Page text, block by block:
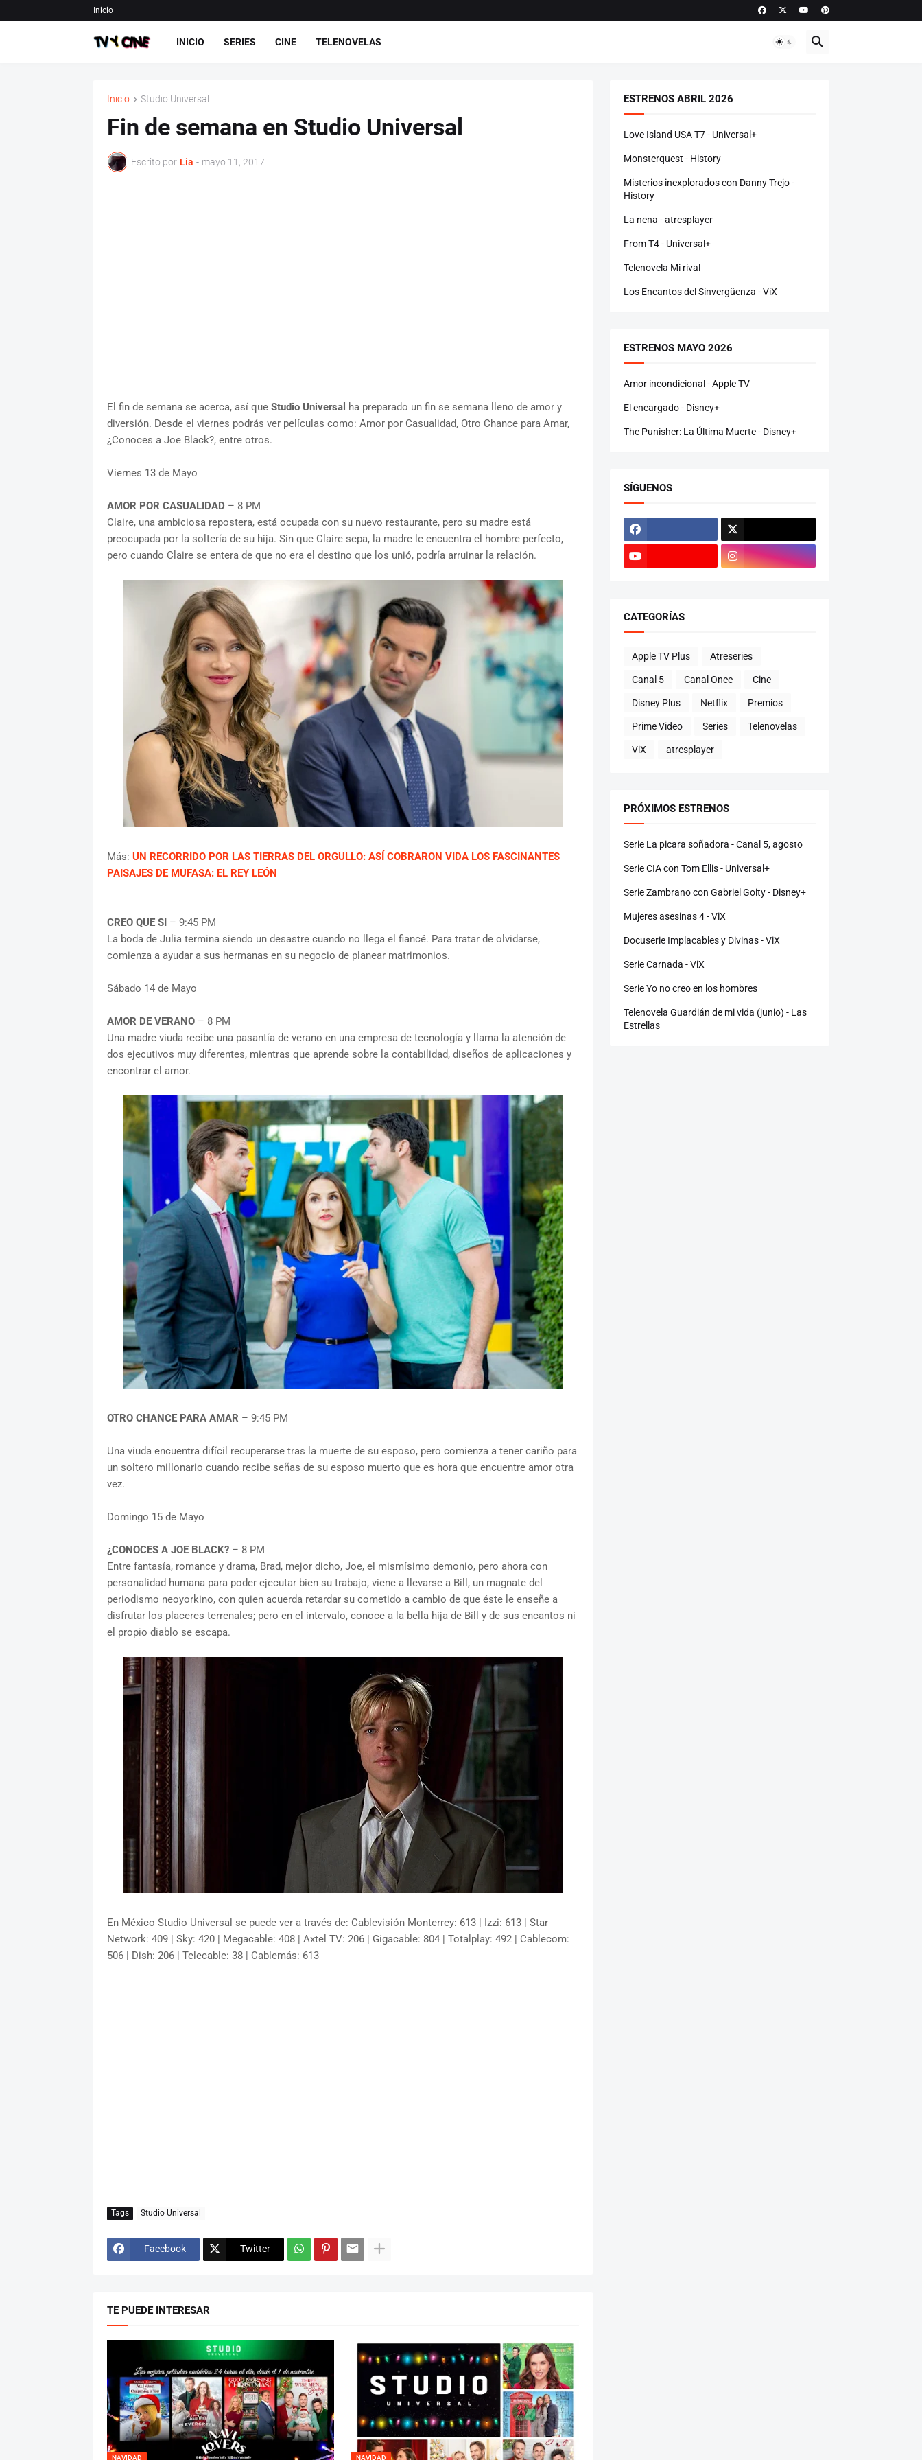
Inicio
INICIO SERIES CINE TELENOVELAS
Inicio Studio Universal
Fin de semana en Studio Universal
Escrito por Lia - mayo 11, 2017
El fin de semana se acerca, así que Studio Universal ha preparado un fin se semana lleno de amor y
diversión. Desde el viernes podrás ver películas como: Amor por Casualidad, Otro Chance para Amar,
¿Conoces a Joe Black?, entre otros.
Viernes 13 de Mayo
AMOR POR CASUALIDAD – 8 PM
Claire, una ambiciosa repostera, está ocupada con su nuevo restaurante, pero su madre está
preocupada por la soltería de su hija. Sin que Claire sepa, la madre le encuentra el hombre perfecto,
pero cuando Claire se entera de que no era el destino que los unió, podría arruinar la relación.
Más: UN RECORRIDO POR LAS TIERRAS DEL ORGULLO: ASÍ COBRARON VIDA LOS FASCINANTES
PAISAJES DE MUFASA: EL REY LEÓN
CREO QUE SI– 9:45 PM
La boda de Julia termina siendo un desastre cuando no llega el fiancé. Para tratar de olvidarse,
comienza a ayudar a sus hermanas en su negocio de planear matrimonios.
Sábado 14 de Mayo
AMOR DE VERANO– 8 PM
Una madre viuda recibe una pasantía de verano en una empresa de tecnología y llama la atención de
dos ejecutivos muy diferentes, mientras que aprende sobre la contabilidad, diseños de aplicaciones y
encontrar el amor.
OTRO CHANCE PARA AMAR – 9:45 PM
Una viuda encuentra difícil recuperarse tras la muerte de su esposo, pero comienza a tener cariño para
un soltero millonario cuando recibe señas de su esposo muerto que es hora que encuentre amor otra
vez.
Domingo 15 de Mayo
¿CONOCES A JOE BLACK?– 8 PM
Entre fantasía, romance y drama, Brad, mejor dicho, Joe, el mismísimo demonio, pero ahora con
personalidad humana para poder ejecutar bien su trabajo, viene a llevarse a Bill, un magnate del
periodismo neoyorkino, con quien acuerda retardar su cometido a cambio de que éste le enseñe a
disfrutar los placeres terrenales; pero en el intervalo, conoce a la bella hija de Bill y de sus encantos ni
el propio diablo se escapa.
En México Studio Universal se puede ver a través de: Cablevisión Monterrey: 613 | Izzi: 613 | Star
Network: 409 | Sky: 420 | Megacable: 408 | Axtel TV: 206 | Gigacable: 804 | Totalplay: 492 | Cablecom:
506 | Dish: 206 | Telecable: 38 | Cablemás: 613
Tags Studio Universal
Facebook Twitter
TE PUEDE INTERESAR
NAVIDAD NAVIDAD
ESTRENOS ABRIL 2026
Love Island USA T7 - Universal+
Monsterquest - History
Misterios inexplorados con Danny Trejo -
History
La nena - atresplayer
From T4 - Universal+
Telenovela Mi rival
Los Encantos del Sinvergüenza - ViX
ESTRENOS MAYO 2026
Amor incondicional - Apple TV
El encargado - Disney+
The Punisher: La Última Muerte - Disney+
SÍGUENOS
CATEGORÍAS
Apple TV Plus Atreseries
Canal 5 Canal Once Cine
Disney Plus Netflix Premios
Prime Video Series Telenovelas
ViX atresplayer
PRÓXIMOS ESTRENOS
Serie La picara soñadora - Canal 5, agosto
Serie CIA con Tom Ellis - Universal+
Serie Zambrano con Gabriel Goity - Disney+
Mujeres asesinas 4 - ViX
Docuserie Implacables y Divinas - ViX
Serie Carnada - ViX
Serie Yo no creo en los hombres
Telenovela Guardián de mi vida (junio) - Las
Estrellas